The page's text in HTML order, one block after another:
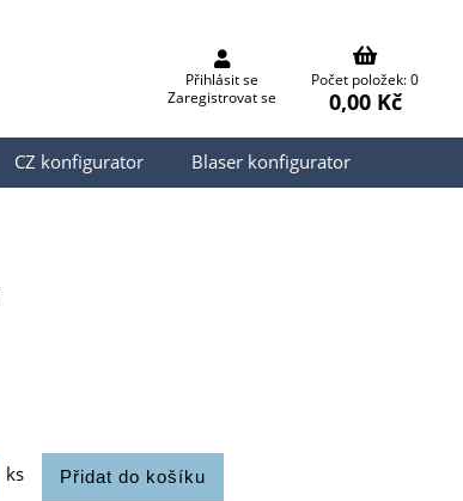
Přihlásit se
Zaregistrovat se
Počet položek: 0
0,00 Kč
CZ konfigurator Blaser konfigurator
ks